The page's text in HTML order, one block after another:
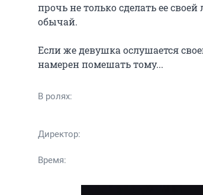
прочь не только сделать ее
обычай.
Если же девушка ослушается
намерен помешать тому...
В ролях:
Директор:
Время: